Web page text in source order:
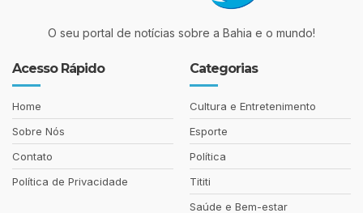
O seu portal de notícias sobre a Bahia e o mundo!
Acesso Rápido
Home
Sobre Nós
Contato
Política de Privacidade
Categorias
Cultura e Entretenimento
Esporte
Política
Tititi
Saúde e Bem-estar